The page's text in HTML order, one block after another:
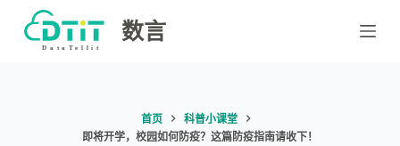
跳
过
数言
首页
科普小课堂
即将开学，校园如何防疫？这篇防疫指南请收下！